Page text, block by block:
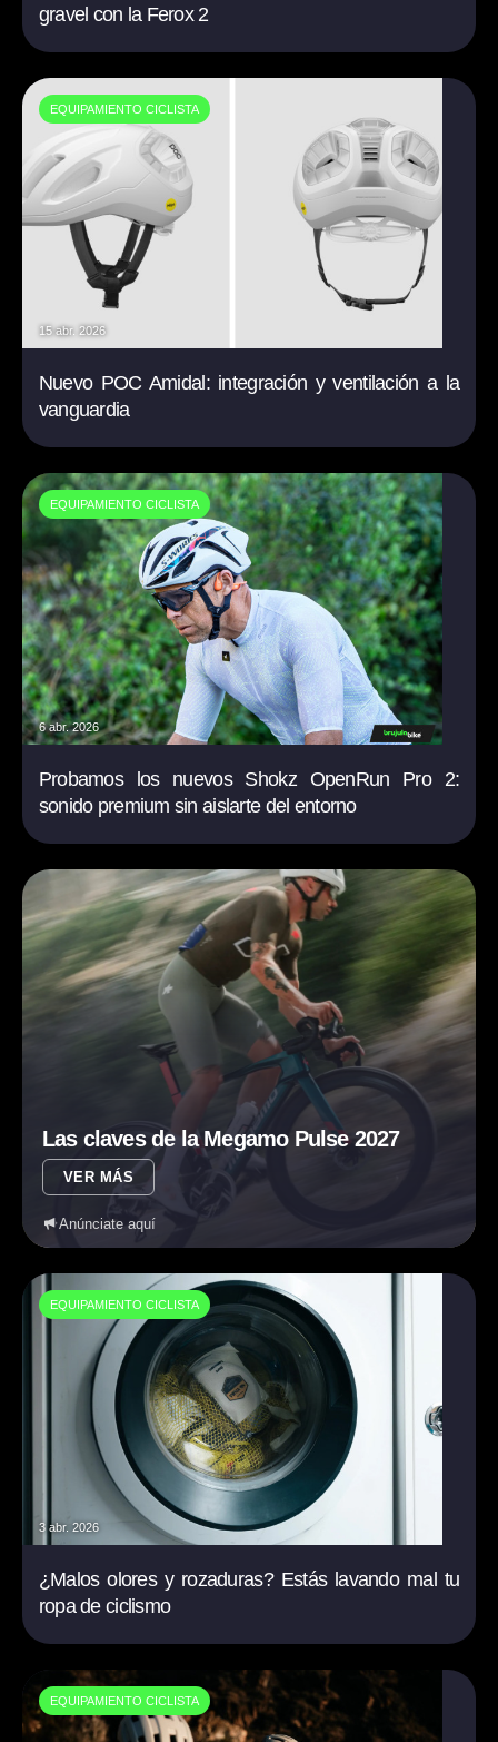
gravel con la Ferox 2
EQUIPAMIENTO CICLISTA
15 abr. 2026
Nuevo POC Amidal: integración y ventilación a la
vanguardia
EQUIPAMIENTO CICLISTA
6 abr. 2026
Probamos los nuevos Shokz OpenRun Pro 2:
sonido premium sin aislarte del entorno
Las claves de la Megamo Pulse 2027
VER MÁS
Anúnciate aquí
EQUIPAMIENTO CICLISTA
3 abr. 2026
¿Malos olores y rozaduras? Estás lavando mal tu
ropa de ciclismo
EQUIPAMIENTO CICLISTA